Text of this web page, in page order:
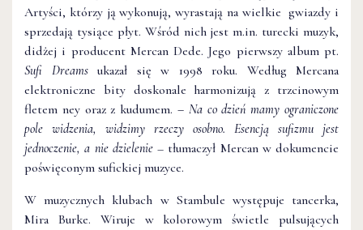
Artyści, którzy ją wykonują, wyrastają na wielkie gwiazdy i
sprzedają tysiące płyt. Wśród nich jest m.in. turecki muzyk,
didżej i producent Mercan Dede. Jego pierwszy album pt.
Sufi Dreams ukazał się w 1998 roku. Według Mercana
elektroniczne bity doskonale harmonizują z trzcinowym
fletem ney oraz z kudumem. – Na co dzień mamy ograniczone
pole widzenia, widzimy rzeczy osobno. Esencją sufizmu jest
jednoczenie, a nie dzielenie – tłumaczył Mercan w dokumencie
poświęconym sufickiej muzyce.
W muzycznych klubach w Stambule występuje tancerka,
Mira Burke. Wiruje w kolorowym świetle pulsujących